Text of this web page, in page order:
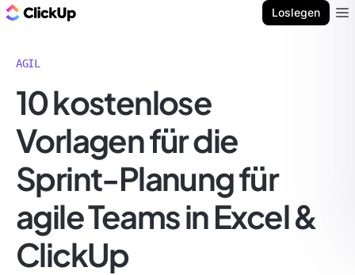
Loslegen
AGIL
10 kostenlose
Vorlagen für die
Sprint-Planung für
agile Teams in Excel &
ClickUp